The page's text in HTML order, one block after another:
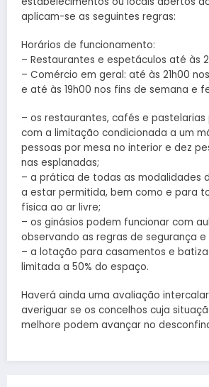
aplicam-se as seguintes regras:
Horários de funcionamento:
– Restaurantes e espetáculos até às
– Comércio em geral: até às 21h00
e até às 19h00 nos fins de semana e
– os restaurantes, cafés e
com a limitação condicionada a um
pessoas por mesa no interior e dez
nas esplanadas;
– a prática de todas as modalidades
a estar permitida, bem como e para
física ao ar livre;
– os ginásios podem funcionar com
observando as regras de segurança e
– a lotação para casamentos e
limitada a 50% do espaço.
Haverá ainda uma avaliação
averiguar se os concelhos cuja
melhore podem avançar no